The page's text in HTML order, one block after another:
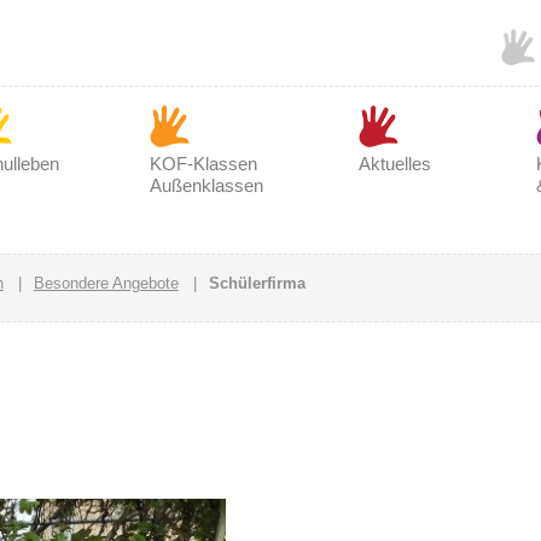
KOF-Klassen
Außenklassen
Aktuelles
| Besondere Angebote| Schülerfirma